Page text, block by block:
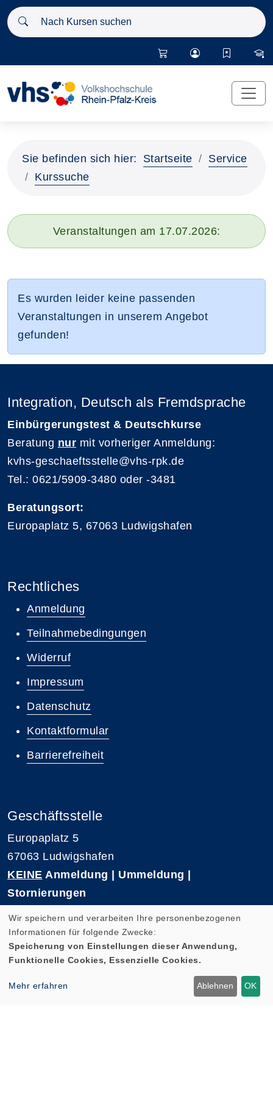
Nach Kursen suchen
Sie befinden sich hier: Startseite
Service
Kurssuche
Veranstaltungen am 17.07.2026:
Es wurden leider keine passenden
Veranstaltungen in unserem Angebot
gefunden!
Integration, Deutsch als Fremdsprache
Einbürgerungstest & Deutschkurse
Beratung nur mit vorheriger Anmeldung:
kvhs-geschaeftsstelle@vhs-rpk.de
Tel.: 0621/5909-3480 oder -3481
Beratungsort:
Europaplatz 5, 67063 Ludwigshafen
Rechtliches
Anmeldung
Teilnahmebedingungen
Widerruf
Impressum
Datenschutz
Kontaktformular
Barrierefreiheit
Geschäftsstelle
Europaplatz 5
67063 Ludwigshafen
KEINE Anmeldung | Ummeldung |
Stornierungen
E-Mail: kvhs-geschaeftsstelle@vhs-rpk.de
Wir speichern und verarbeiten Ihre personenbezogenen
Informationen für folgende Zwecke:
Speicherung von Einstellungen dieser Anwendung,
Funktionelle Cookies, Essenzielle Cookies.
Mehr erfahren Ablehnen OK